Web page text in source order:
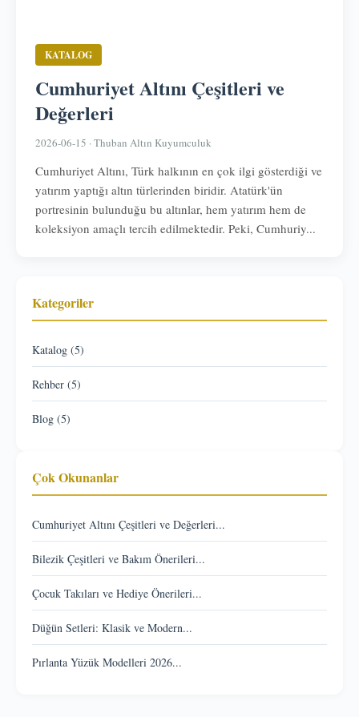
KATALOG
Cumhuriyet Altını Çeşitleri ve
Değerleri
2026-06-15 · Thuban Altın Kuyumculuk
Cumhuriyet Altını, Türk halkının en çok ilgi gösterdiği ve
yatırım yaptığı altın türlerinden biridir. Atatürk'ün
portresinin bulunduğu bu altınlar, hem yatırım hem de
koleksiyon amaçlı tercih edilmektedir. Peki, Cumhuriy...
Kategoriler
Katalog (5)
Rehber (5)
Blog (5)
Çok Okunanlar
Cumhuriyet Altını Çeşitleri ve Değerleri...
Bilezik Çeşitleri ve Bakım Önerileri...
Çocuk Takıları ve Hediye Önerileri...
Düğün Setleri: Klasik ve Modern...
Pırlanta Yüzük Modelleri 2026...